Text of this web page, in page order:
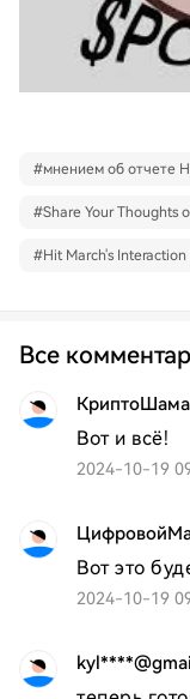
#мнением об отчете
#Share Your Thoughts
#Hit March's
Все
Вот и всё!
2024-10-19
Вот это
2024-10-19